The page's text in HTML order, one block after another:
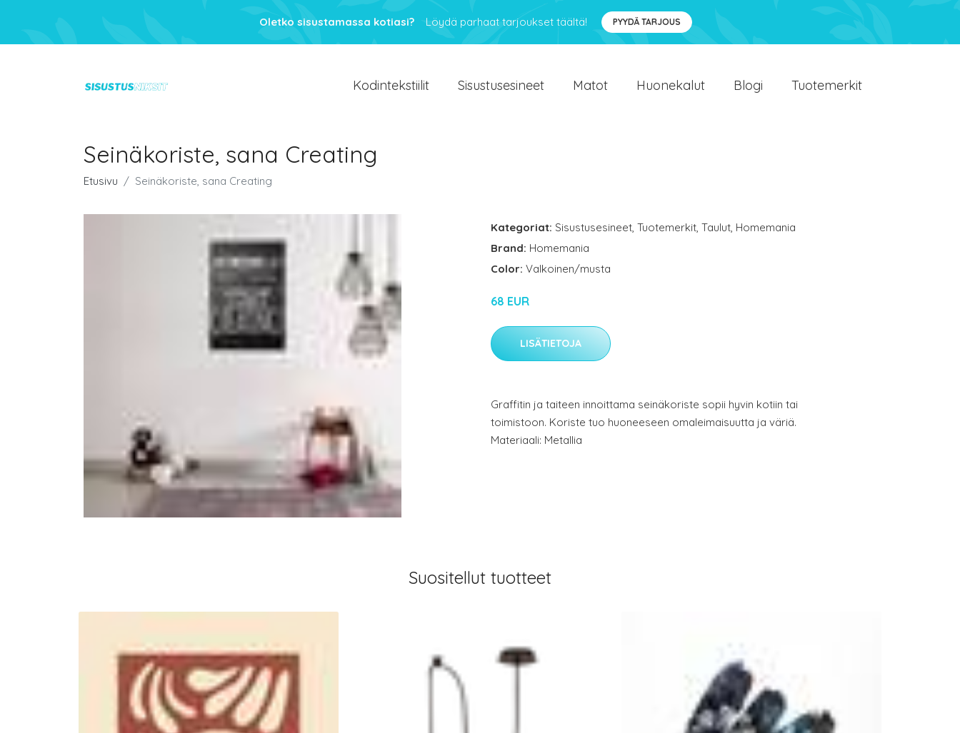
Oletko sisustamassa kotiasi? Löydä parhaat tarjoukset täältä! PYYDÄ TARJOUS
Kodintekstiilit Sisustusesineet Matot Huonekalut Blogi Tuotemerkit
Seinäkoriste, sana Creating
Etusivu Seinäkoriste, sana Creating
Kategoriat: Sisustusesineet, Tuotemerkit, Taulut, Homemania
Brand: Homemania
Color: Valkoinen/musta
68 EUR
LISÄTIETOJA
Graffitin ja taiteen innoittama seinäkoriste sopii hyvin kotiin tai
toimistoon. Koriste tuo huoneeseen omaleimaisuutta ja väriä.
Materiaali: Metallia
Suositellut tuotteet